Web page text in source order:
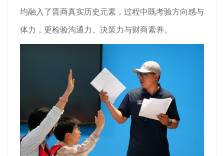
均融入了晋商真实历史元素，过程中既考验方向感与
体力，更检验沟通力、决策力与财商素养。